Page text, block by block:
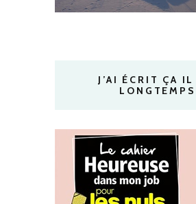
J’AI ÉCRIT ÇA IL
LONGTEMPS